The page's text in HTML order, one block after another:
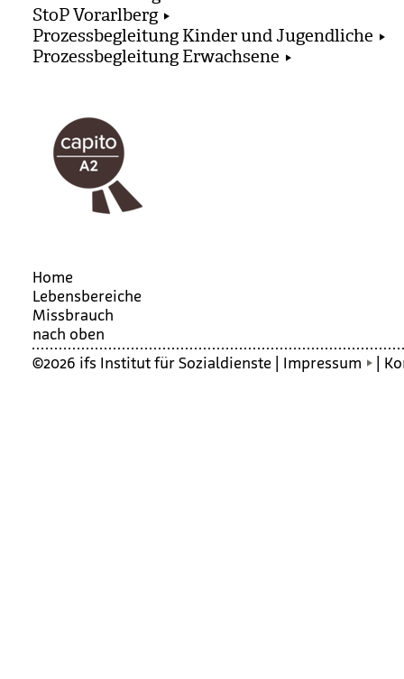
StoP Vorarlberg
Prozessbegleitung Kinder und Jugendliche
Prozessbegleitung Erwachsene
Home
Lebensbereiche
Miss­brauch
nach oben
©2026 ifs Institut für Sozialdienste | Impressum